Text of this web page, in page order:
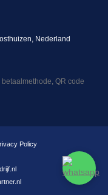
Nederland
QR code
Policy